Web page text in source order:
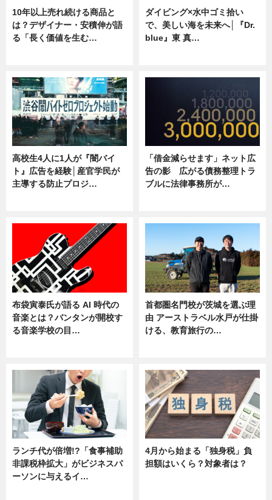
10年以上売れ続ける商品と
は？デザイナー・安積伸が語
る「長く価値を生む…
ダイビング×水中ゴミ拾い
で、美しい海を未来へ│『Dr.
blue』東 真…
高校生4人に1人が『闇バイ
ト』広告を経験│産官学民が
主導する防止プロジ…
「借金減らせます」ネット広
告の影 広がる債務整理トラ
ブルに法律事務所が…
布袋寅泰氏が語る AI 時代の
音楽とは？バンタンが開校す
る音楽学校の目…
首都圏名門校が茨城を選ぶ理
由 アーストラベル水戸が仕掛
ける、教育旅行の…
ランチ代が倍増!?「食事補助
非課税枠拡大」がビジネスパ
ーソンに与えるイ…
4月から始まる「独身税」負
担額はいくら？対象者は？